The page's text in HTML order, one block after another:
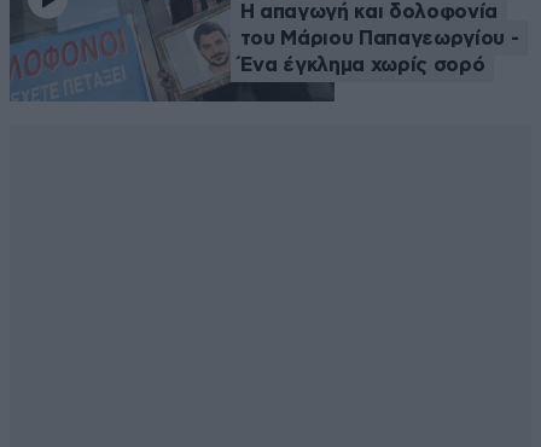
Η απαγωγή και δολοφονία
του Μάριου Παπαγεωργίου -
Ένα έγκλημα χωρίς σορό